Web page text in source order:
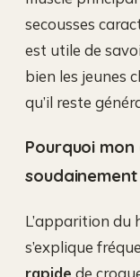
secousses
est utile de
bien les jeunes
qu’il reste
Pourquoi
L’apparition du
s’explique
rapide de